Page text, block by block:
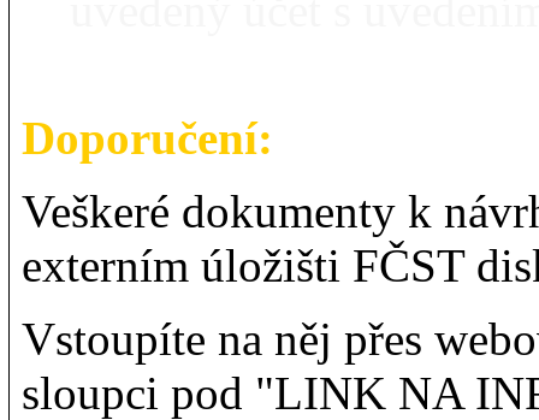
Doporučení:
Veškeré dokumenty k
externím úložišti FČST
Vstoupíte na něj přes
sloupci pod "LINK NA